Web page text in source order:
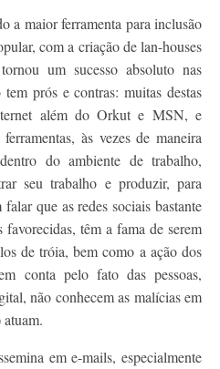
a maior ferramenta para inclusão
com a criação de lan-houses
um sucesso absoluto nas
prós e contras: muitas destas
além do Orkut e MSN, e
às vezes de maneira
do ambiente de trabalho,
seu trabalho e produzir, para
que as redes sociais bastante
favorecidas, têm a fama de serem
de tróia, bem como a ação dos
conta pelo fato das pessoas,
não conhecem as malícias em
atuam.
em e-mails, especialmente